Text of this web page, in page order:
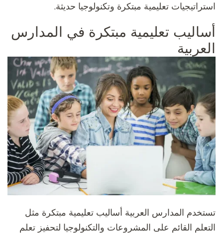
استراتيجيات تعليمية مبتكرة وتكنولوجيا حديثة.
أساليب تعليمية مبتكرة في المدارس
العربية
تستخدم المدارس العربية أساليب تعليمية مبتكرة مثل
التعلم القائم على المشروعات والتكنولوجيا لتحفيز تعلم